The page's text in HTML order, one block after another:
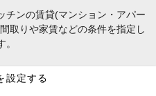
チンの賃貸(マンション・アパー
取りや家賃などの条件を指定し
設定する